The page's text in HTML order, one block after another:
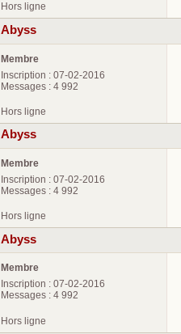
Hors ligne
Abyss
Membre
Inscription : 07-02-2016
Messages : 4 992
Hors ligne
Abyss
Membre
Inscription : 07-02-2016
Messages : 4 992
Hors ligne
Abyss
Membre
Inscription : 07-02-2016
Messages : 4 992
Hors ligne